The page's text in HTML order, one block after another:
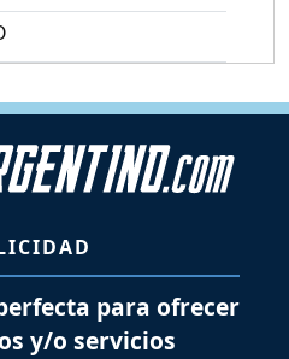
para ofrecer
y/o servicios